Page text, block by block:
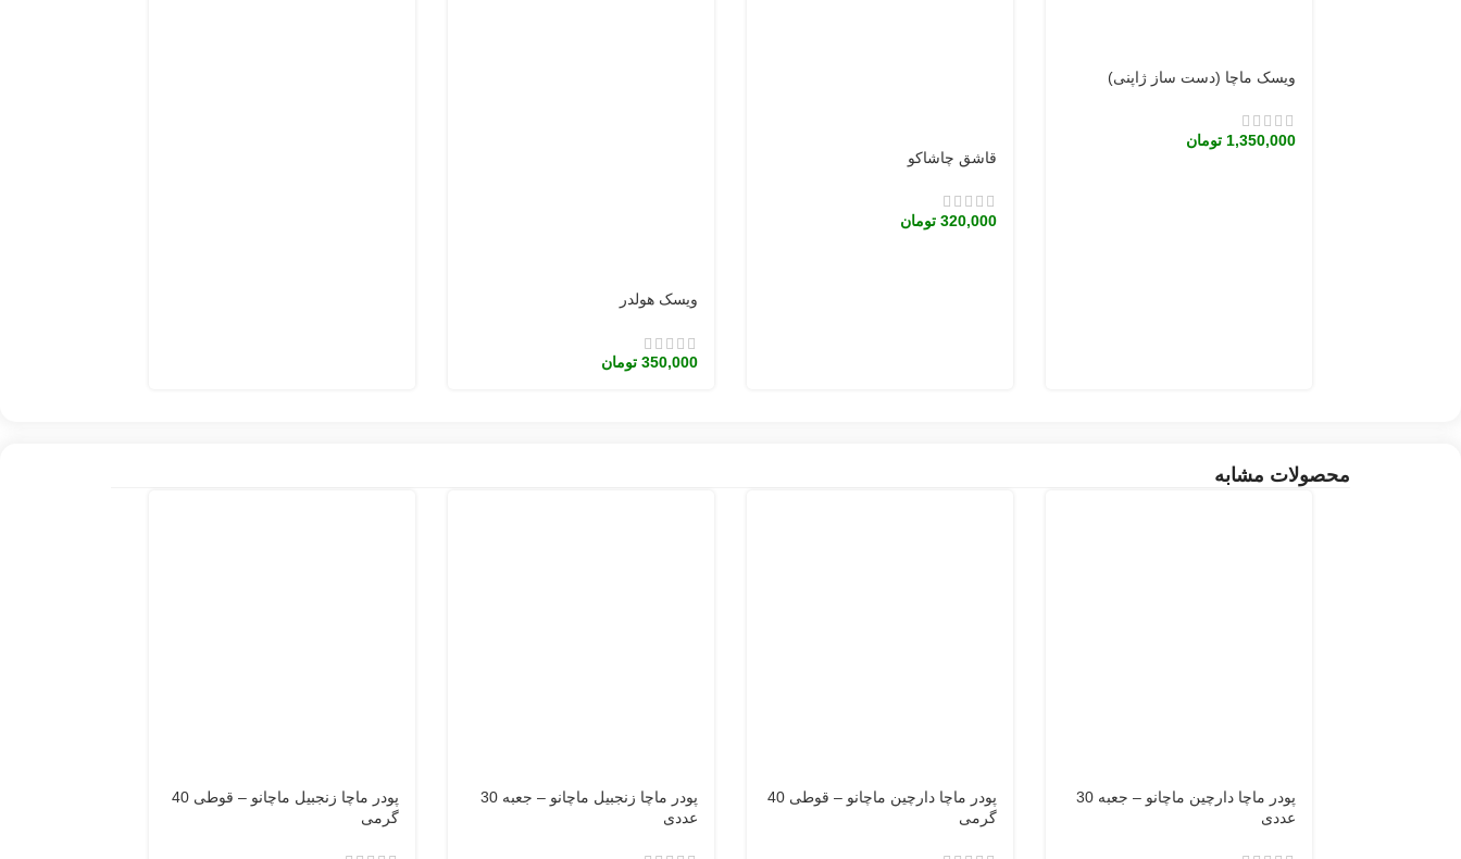
ویسک ماچا (دست ساز ژاپنی)
1,350,000 تومان
قاشق چاشاکو
320,000 تومان
ویسک هولدر
350,000 تومان
محصولات مشابه
پودر ماچا دارچین ماچانو – جعبه 30
عددی
پودر ماچا دارچین ماچانو – قوطی 40
گرمی
پودر ماچا زنجبیل ماچانو – جعبه 30
عددی
پودر ماچا زنجبیل ماچانو – قوطی 40
گرمی